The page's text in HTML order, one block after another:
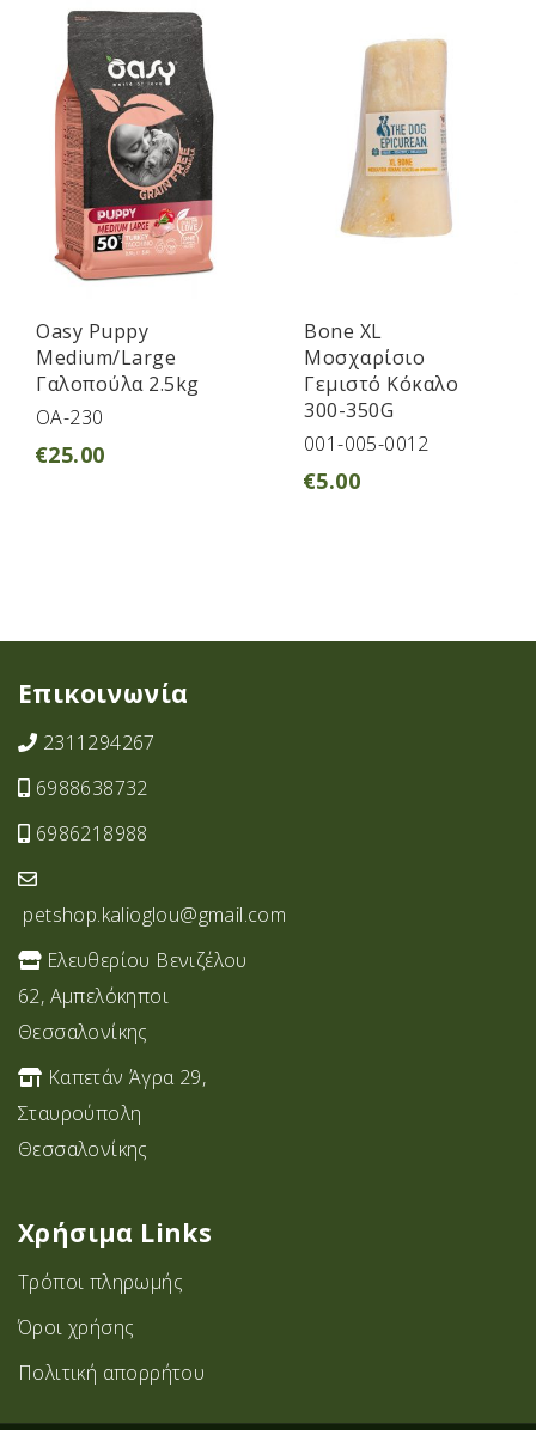
Oasy Puppy
Medium/Large
Γαλοπούλα 2.5kg
ΟΑ-230
€25.00
Bone XL
Μοσχαρίσιο
Γεμιστό Κόκαλο
300-350G
001-005-0012
€5.00
Επικοινωνία
2311294267
6988638732
6986218988
petshop.kalioglou@gmail.com
Ελευθερίου Βενιζέλου
62, Αμπελόκηποι
Θεσσαλονίκης
Καπετάν Άγρα 29,
Σταυρoύπολη
Θεσσαλονίκης
Χρήσιμα Links
Τρόποι πληρωμής
Όροι χρήσης
Πολιτική απορρήτου